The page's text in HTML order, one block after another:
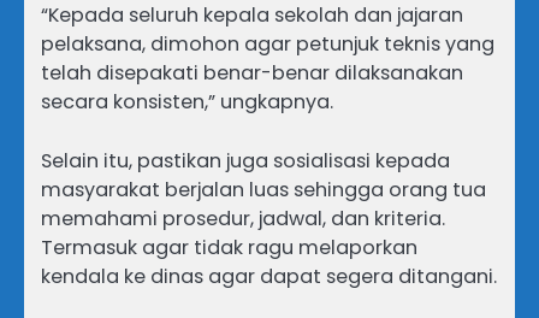
“Kepada seluruh kepala sekolah dan jajaran
pelaksana, dimohon agar petunjuk teknis yang
telah disepakati benar-benar dilaksanakan
secara konsisten,” ungkapnya.
Selain itu, pastikan juga sosialisasi kepada
masyarakat berjalan luas sehingga orang tua
memahami prosedur, jadwal, dan kriteria.
Termasuk agar tidak ragu melaporkan
kendala ke dinas agar dapat segera ditangani.